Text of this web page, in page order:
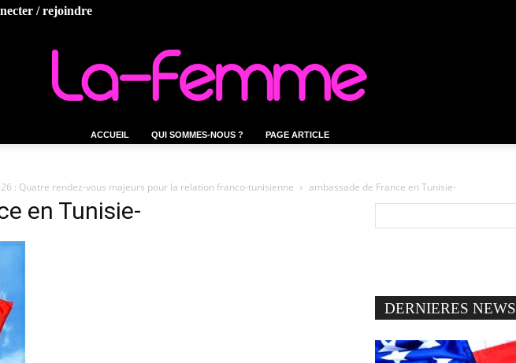
/ rejoindre
ACCUEIL QUI SOMMES-NOUS ? PAGE ARTICLE
: Quatre rendez-vous majeurs pour la relation franco-tunisienne ambassade de France en Tunisie-
en Tunisie-
DERNIERES NEWS